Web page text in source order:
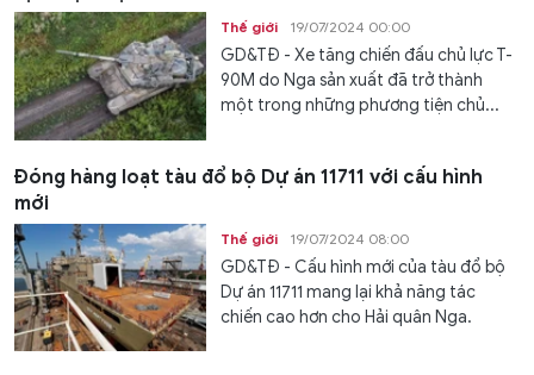
Thế giới 19/07/2024 00:00
GD&TĐ - Xe tăng chiến đấu chủ lực T-
90M do Nga sản xuất đã trở thành
một trong những phương tiện chủ...
Đóng hàng loạt tàu đổ bộ Dự án 11711 với cấu hình
mới
Thế giới 19/07/2024 08:00
GD&TĐ - Cấu hình mới của tàu đổ bộ
Dự án 11711 mang lại khả năng tác
chiến cao hơn cho Hải quân Nga.